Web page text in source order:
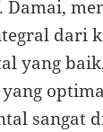
Damai,
dari
yang
sangat